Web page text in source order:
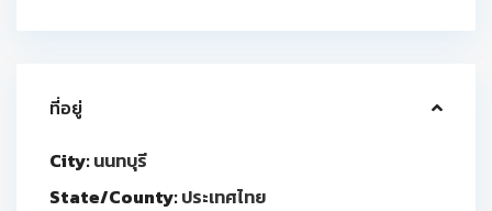
ที่อยู่
City:นนทบุรี
State/County:ประเทศไทย